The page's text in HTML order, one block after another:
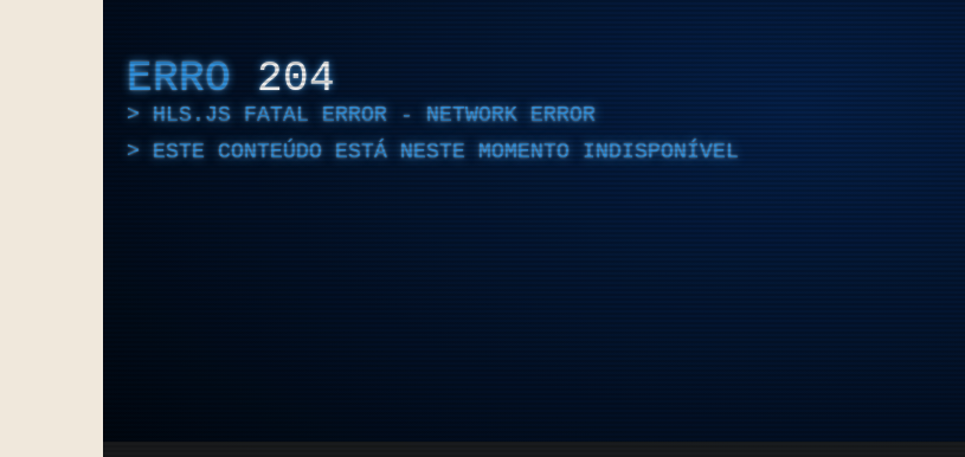
ERRO 204
HLS.JS FATAL ERROR - NETWORK ERROR
ESTE CONTEÚDO ESTÁ NESTE MOMENTO INDISPONÍVEL